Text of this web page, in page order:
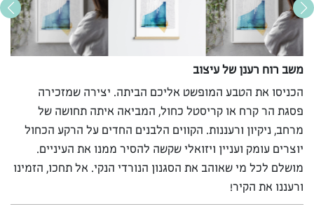
משב רוח רענן של עיצוב
הכניסו את הטבע המופשט אליכם הביתה. יצירה שמזכירה
פסגת הר קרח או קריסטל כחול, המביאה איתה תחושה של
מרחב, ניקיון ורעננות. הקווים הלבנים החדים על הרקע הכחול
יוצרים עומק ועניין ויזואלי שקשה להסיר ממנו את העיניים.
מושלם לכל מי שאוהב את הסגנון הנורדי הנקי. אל תחכו, הזמינו
ורעננו את הקיר!